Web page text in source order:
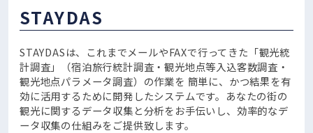
STAYDAS
STAYDASは、これまでメールやFAXで行ってきた「観光統
計調査」（宿泊旅行統計調査・観光地点等入込客数調査・
観光地点パラメータ調査）の作業を 簡単に、かつ結果を有
効に活用するために開発したシステムです。あなたの街の
観光に関するデータ収集と分析をお手伝いし、効率的なデ
ータ収集の仕組みをご提供致します。